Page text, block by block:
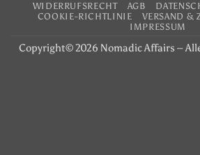
WIDERRUFSRECHT AGB
COOKIE-RICHTLINIE
VERSAND &
IMPRESSUM
Copyright© 2026 Nomadic Affairs –